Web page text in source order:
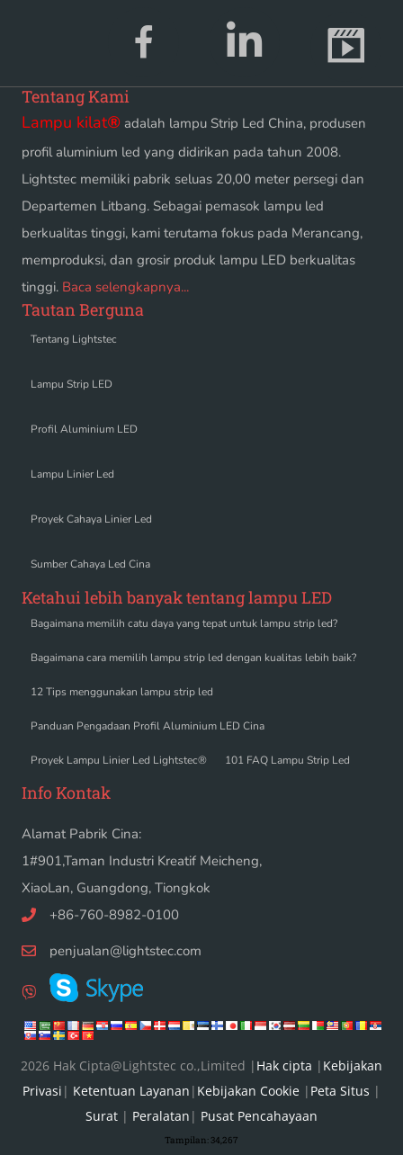
Tentang Kami
Lampu kilat® adalah lampu Strip Led China, produsen
profil aluminium led yang didirikan pada tahun 2008.
Lightstec memiliki pabrik seluas 20,00 meter persegi dan
Departemen Litbang. Sebagai pemasok lampu led
berkualitas tinggi, kami terutama fokus pada Merancang,
memproduksi, dan grosir produk lampu LED berkualitas
tinggi. Baca selengkapnya...
Tautan Berguna
Tentang Lightstec
Lampu Strip LED
Profil Aluminium LED
Lampu Linier Led
Proyek Cahaya Linier Led
Sumber Cahaya Led Cina
Ketahui lebih banyak tentang lampu LED
Bagaimana memilih catu daya yang tepat untuk lampu strip led?
Bagaimana cara memilih lampu strip led dengan kualitas lebih baik?
12 Tips menggunakan lampu strip led
Panduan Pengadaan Profil Aluminium LED Cina
Proyek Lampu Linier Led Lightstec® 101 FAQ Lampu Strip Led
Info Kontak
Alamat Pabrik Cina:
1#901,Taman Industri Kreatif Meicheng,
XiaoLan, Guangdong, Tiongkok
+86-760-8982-0100
penjualan@lightstec.com
2026 Hak Cipta@Lightstec co.,Limited | Hak cipta | Kebijakan
Privasi | Ketentuan Layanan | Kebijakan Cookie | Peta Situs |
Surat | Peralatan | Pusat Pencahayaan
Tampilan:34,267